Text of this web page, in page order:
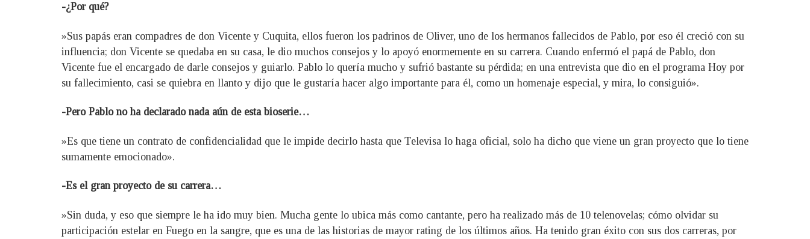
-¿Por qué?
»Sus papás eran compadres de don Vicente y Cuquita, ellos fueron los padrinos de Oliver, uno de los hermanos fallecidos de Pablo, por eso él creció con su
influencia; don Vicente se quedaba en su casa, le dio muchos consejos y lo apoyó enormemente en su carrera. Cuando enfermó el papá de Pablo, don
Vicente fue el encargado de darle consejos y guiarlo. Pablo lo quería mucho y sufrió bastante su pérdida; en una entrevista que dio en el programa Hoy por
su fallecimiento, casi se quiebra en llanto y dijo que le gustaría hacer algo importante para él, como un homenaje especial, y mira, lo consiguió».
-Pero Pablo no ha declarado nada aún de esta bioserie…
»Es que tiene un contrato de confidencialidad que le impide decirlo hasta que Televisa lo haga oficial, solo ha dicho que viene un gran proyecto que lo tiene
sumamente emocionado».
-Es el gran proyecto de su carrera…
»Sin duda, y eso que siempre le ha ido muy bien. Mucha gente lo ubica más como cantante, pero ha realizado más de 10 telenovelas; cómo olvidar su
participación estelar en Fuego en la sangre, que es una de las historias de mayor rating de los últimos años. Ha tenido gran éxito con sus dos carreras, por